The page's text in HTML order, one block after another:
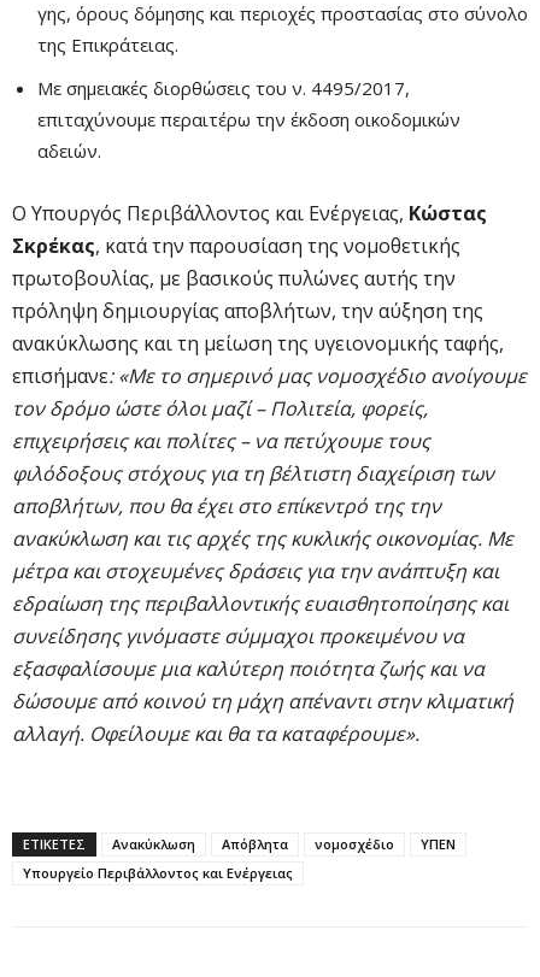
γης, όρους δόμησης και περιοχές προστασίας στο σύνολο
της Επικράτειας.
Με σημειακές διορθώσεις του ν. 4495/2017,
επιταχύνουμε περαιτέρω την έκδοση οικοδομικών
αδειών.
Ο Υπουργός Περιβάλλοντος και Ενέργειας, Κώστας
Σκρέκας, κατά την παρουσίαση της νομοθετικής
πρωτοβουλίας, με βασικούς πυλώνες αυτής την
πρόληψη δημιουργίας αποβλήτων, την αύξηση της
ανακύκλωσης και τη μείωση της υγειονομικής ταφής,
επισήμανε: «Με το σημερινό μας νομοσχέδιο ανοίγουμε
τον δρόμο ώστε όλοι μαζί – Πολιτεία, φορείς,
επιχειρήσεις και πολίτες – να πετύχουμε τους
φιλόδοξους στόχους για τη βέλτιστη διαχείριση των
αποβλήτων, που θα έχει στο επίκεντρό της την
ανακύκλωση και τις αρχές της κυκλικής οικονομίας. Με
μέτρα και στοχευμένες δράσεις για την ανάπτυξη και
εδραίωση της περιβαλλοντικής ευαισθητοποίησης και
συνείδησης γινόμαστε σύμμαχοι προκειμένου να
εξασφαλίσουμε μια καλύτερη ποιότητα ζωής και να
δώσουμε από κοινού τη μάχη απέναντι στην κλιματική
αλλαγή. Οφείλουμε και θα τα καταφέρουμε».
ΕΤΙΚΕΤΕΣ Ανακύκλωση Απόβλητα νομοσχέδιο
ΥΠΕΝ
Υπουργείο Περιβάλλοντος και Ενέργειας